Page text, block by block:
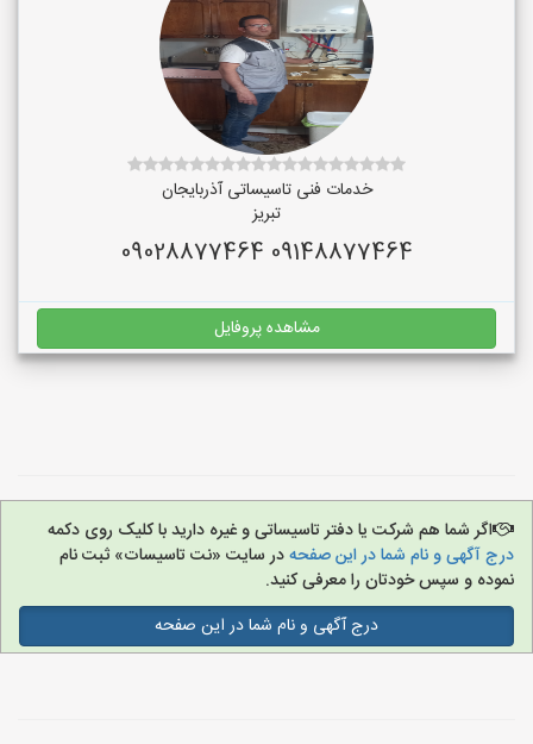
خدمات فنی تاسیساتی آذربایجان
تبریز
09148877464 09028877464
مشاهده پروفایل
اگر شما هم شرکت یا دفتر تاسیساتی و غیره دارید با کلیک روی دکمه
درج آگهی و نام شما در این صفحهدر سایت «نت تاسیسات» ثبت نام
نموده و سپس خودتان را معرفی کنید.
درج آگهی و نام شما در این صفحه